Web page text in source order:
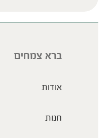
ברא צמחים
אודות
חנות